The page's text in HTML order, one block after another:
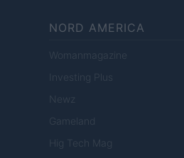
NORD AMERICA
Womanmagazine
Investing Plus
Newz
Gameland
Hig Tech Mag